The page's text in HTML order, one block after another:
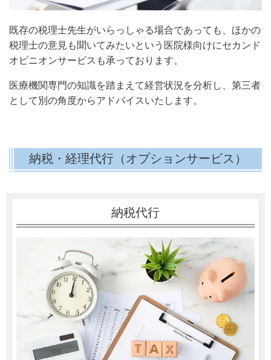
既存の税理士先生がいらっしゃる場合であっても、ほかの
税理士の意見も聞いてみたいという医院様向けにセカンド
オピニオンサービスも承っております。
医療機関専門の知識を踏まえて経営状況を分析し、第三者
として別の角度からアドバイスいたします。
納税・経理代行（オプションサービス）
納税代行